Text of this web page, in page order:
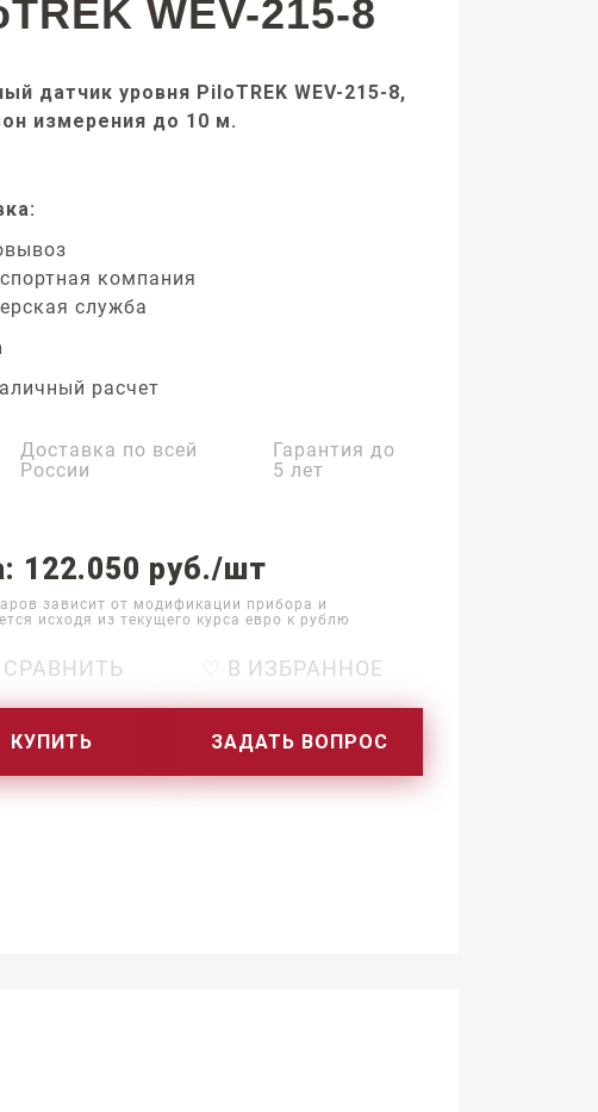
WEV-215-8
датчик уровня PiloTREK WEV-215-8,
измерения до 10 м.
компания
служба
расчет
Доставка по всей
России
Гарантия до
5 лет
122.050 руб./шт
зависит от модификации прибора и
исходя из текущего курса евро к рублю
СРАВНИТЬ ♡ В ИЗБРАННОЕ
КУПИТЬ ЗАДАТЬ ВОПРОС